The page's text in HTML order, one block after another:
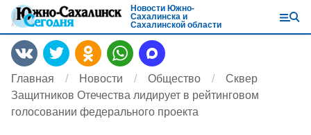
Новости Южно-
Сахалинска и
Сахалинской области
Главная Новости Общество
Сквер
Защитников Отечества лидирует в рейтинговом
голосовании федерального проекта